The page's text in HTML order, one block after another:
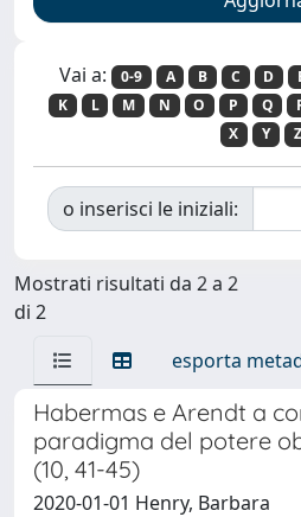
Vai a: 0-9 A B C D
K
L M N O P Q
X
Y Z
o inserisci le iniziali:
Mostrati risultati da 2 a 2
di 2
esporta
Habermas e Arendt a
paradigma del potere
(10, 41-45)
2020-01-01 Henry, Barbara